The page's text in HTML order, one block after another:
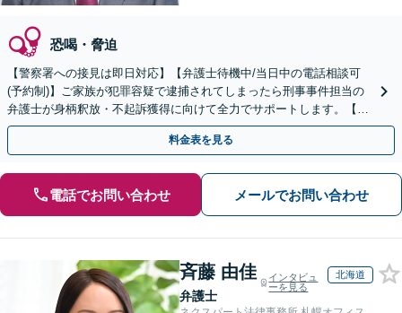
恐喝・脅迫
【警察署への接見は即日対応】【弁護士待機中/当日中の電話相談可
(予約制)】ご家族が犯罪容疑で逮捕されてしまったら刑事事件担当の
弁護士が身柄釈放・不起訴獲得に向けて全力でサポートします。【毎
月100名以上の相談実績】【全国対応】
料金表を見る
電話でお問い合わせ メールでお問い合わせ
斉藤 由佳
弁護士
インタビュ
ーを見る
北海道